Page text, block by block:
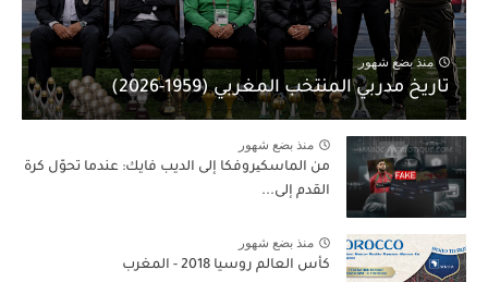
منذ بضع شهور
تاريخ مدربي المنتخب المغربي (1959-2026)
منذ بضع شهور
من الماسكیروفكا إلى الديب فايك: عندما تحوّل كرة
القدم إلى...
منذ بضع شهور
كأس العالم روسيا 2018 - المغرب